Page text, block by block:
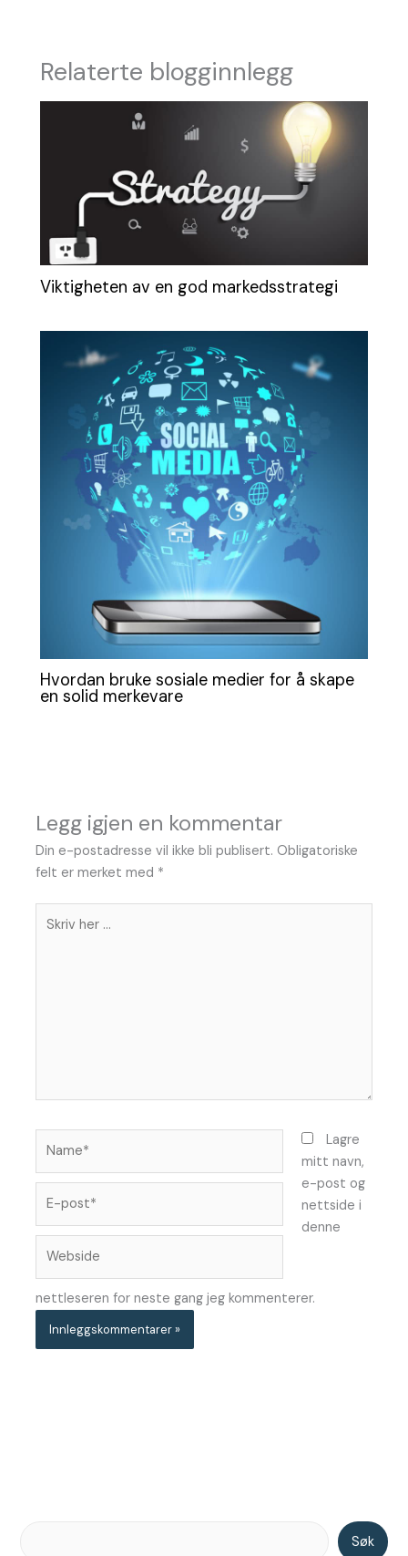
Relaterte blogginnlegg
Viktigheten av en god markedsstrategi
Hvordan bruke sosiale medier for å skape
en solid merkevare
Legg igjen en kommentar
Din e-postadresse vil ikke bli publisert. Obligatoriske
felt er merket med *
post*
Lagre
mitt navn,
e-post og
nettside i
denne
nettleseren for neste gang jeg kommenterer.
Søk